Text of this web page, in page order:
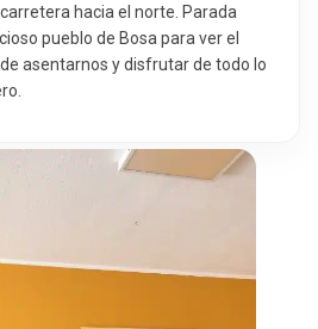
hacia el norte. Parada
pueblo de Bosa para ver el
asentarnos y disfrutar de todo lo